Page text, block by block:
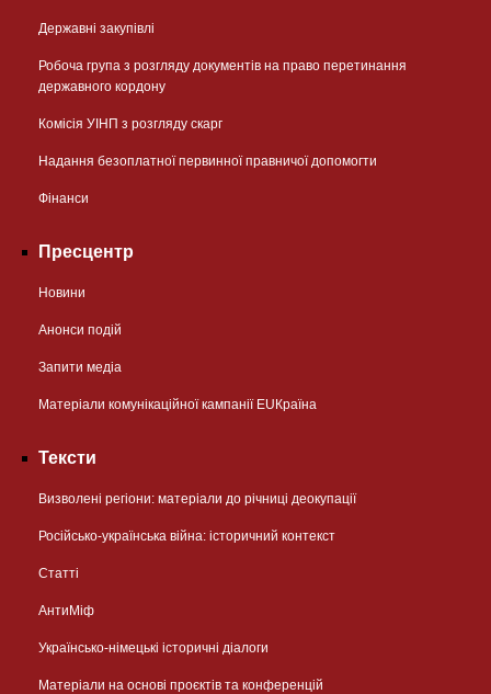
Державні закупівлі
Робоча група з розгляду документів на право перетинання
державного кордону
Комісія УІНП з розгляду скарг
Надання безоплатної первинної правничої допомогти
Фінанси
Пресцентр
Новини
Анонси подій
Запити медіа
Матеріали комунікаційної кампанії EUКраїна
Тексти
Визволені регіони: матеріали до річниці деокупації
Російсько-українська війна: історичний контекст
Статті
АнтиМіф
Українсько-німецькі історичні діалоги
Матеріали на основі проєктів та конференцій